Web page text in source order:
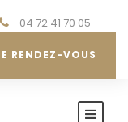
04 72 41 70 05
RENDEZ-VOUS